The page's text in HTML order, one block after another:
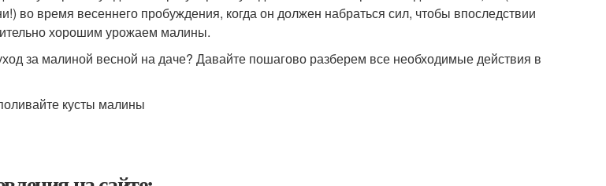
во время весеннего пробуждения, когда он должен набраться сил, чтобы впоследствии
хорошим урожаем малины.
за малиной весной на даче? Давайте пошагово разберем все необходимые действия в
кусты малины